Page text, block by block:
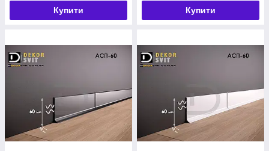
Купити Купити